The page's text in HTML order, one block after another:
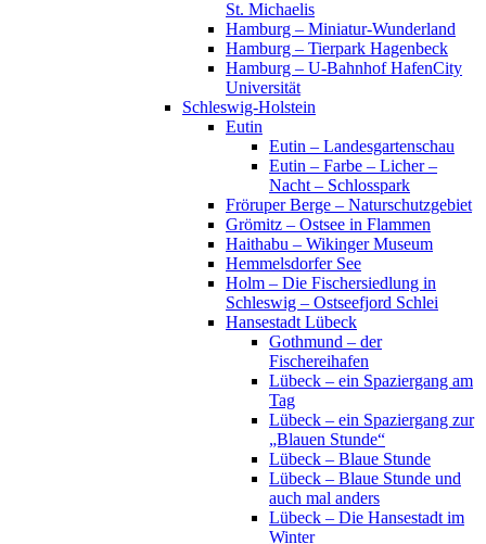
St. Michaelis
Hamburg – Miniatur-Wunderland
Hamburg – Tierpark Hagenbeck
Hamburg – U-Bahnhof HafenCity
Universität
Schleswig-Holstein
Eutin
Eutin – Landesgartenschau
Eutin – Farbe – Licher –
Nacht – Schlosspark
Fröruper Berge – Naturschutzgebiet
Grömitz – Ostsee in Flammen
Haithabu – Wikinger Museum
Hemmelsdorfer See
Holm – Die Fischersiedlung in
Schleswig – Ostseefjord Schlei
Hansestadt Lübeck
Gothmund – der
Fischereihafen
Lübeck – ein Spaziergang am
Tag
Lübeck – ein Spaziergang zur
„Blauen Stunde“
Lübeck – Blaue Stunde
Lübeck – Blaue Stunde und
auch mal anders
Lübeck – Die Hansestadt im
Winter